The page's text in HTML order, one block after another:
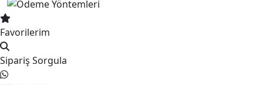
Favorilerim
Sipariş Sorgula